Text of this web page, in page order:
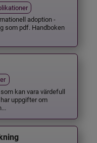
adoption -
som pdf. Handboken
kan vara värdefull
uppgifter om